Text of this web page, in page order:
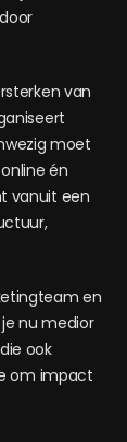
van
moet
én
vanuit een
en
nu medior
ook
om impact